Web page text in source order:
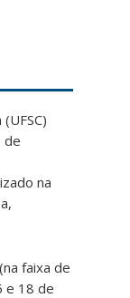
de
na
faixa de
e 18 de